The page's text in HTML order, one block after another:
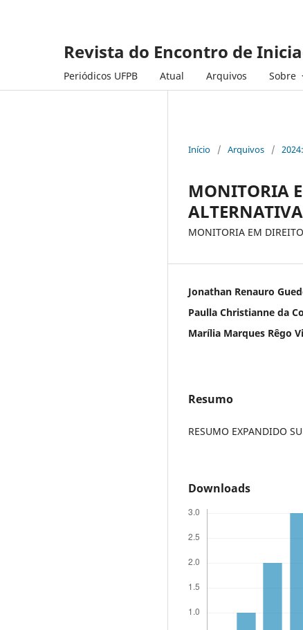
Revista do Encontro de
Periódicos UFPB Atual Arquivos Sobre
Início / Arquivos /
MONITORIA
MONITORIA EM
Jonathan Renauro
Paulla Christianne da
Marília Marques Rêgo
Resumo
RESUMO EXPANDIDO
Downloads